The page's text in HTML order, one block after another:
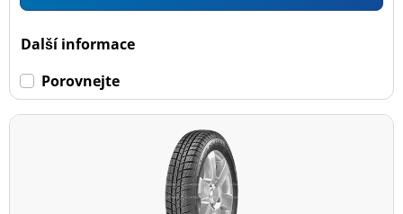
Další informace
Porovnejte